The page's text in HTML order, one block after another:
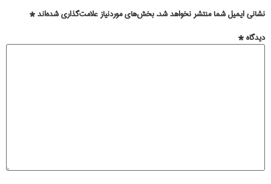
نشانی ایمیل شما منتشر نخواهد شد. بخش‌های موردنیاز علامت‌گذاری شده‌اند*
دیدگاه*